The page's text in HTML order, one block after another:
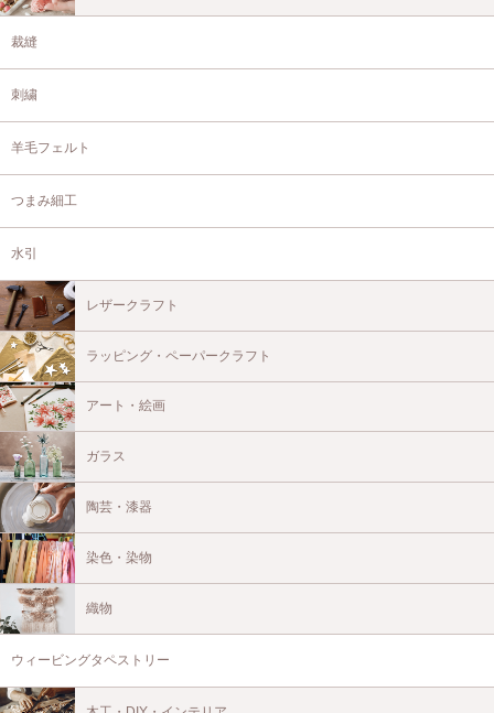
裁縫
刺繍
羊毛フェルト
つまみ細工
水引
レザークラフト
ラッピング・ペーパークラフト
アート・絵画
ガラス
陶芸・漆器
染色・染物
織物
ウィービングタペストリー